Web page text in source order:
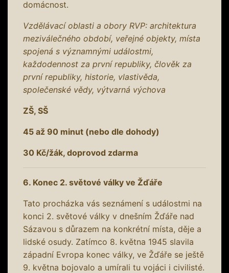
domácnost.
Vzdělávací oblasti a obory RVP: architektura
meziválečného období, veřejné objekty, místa
spojená s významnými událostmi,
každodennost za první republiky, člověk za
první republiky, historie, vlastivěda,
společenské vědy, výtvarná výchova
ZŠ, SŠ
45 až 90 minut (nebo dle dohody)
30 Kč/žák, doprovod zdarma
6. Konec 2. světové války ve Žďáře
Tato procházka vás seznámení s událostmi na
konci 2. světové války v dnešním Žďáře nad
Sázavou s důrazem na konkrétní místa, děje a
lidské osudy. Zatímco 8. května 1945 slavila
západní Evropa konec války, ve Žďáře se ještě
9. května bojovalo a umírali tu vojáci i civilisté.